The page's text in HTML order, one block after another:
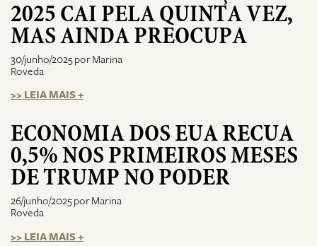
2025 CAI PELA QUINTA VEZ,
MAS AINDA PREOCUPA
30/junho/2025 por Marina
Roveda
>> LEIA MAIS +
ECONOMIA DOS EUA RECUA
0,5% NOS PRIMEIROS MESES
DE TRUMP NO PODER
26/junho/2025 por Marina
Roveda
>> LEIA MAIS +